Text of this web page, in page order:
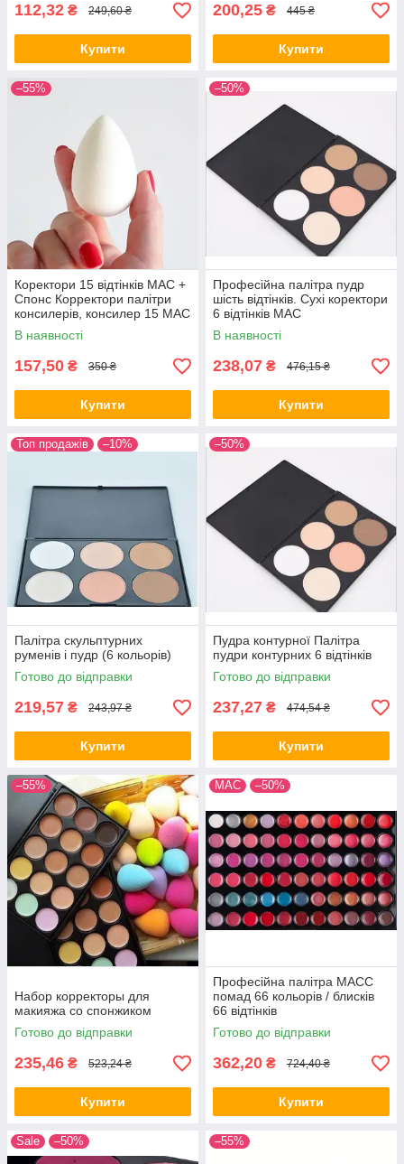
Комплект включає 6 клітинок з пудрами і коректорами
різної тональності. Рівно лягають, легко наносяться і
Палетка коректорів та консилерів 15 MAC
Професійний комплект для особи, що має 15 кольорів,
придатний для самостійного використання або за
допомогою візажиста.
Палітра коректорів (15 відтінків) MAC + Спонж Beauty
Blender
У палітрі є 15 тонів. Ідеально маскують дефекти шкірного
покриву. У комплекті додається спонж для нанесення
косметики.
112,32 ₴ 249,60 ₴
Купити
200,25 ₴ 445 ₴
Купити
–55%
Коректори 15 відтінків MAC +
Спонс Корректори палітри
консилерів, консилер 15 MAC
В наявності
157,50 ₴ 350 ₴
Купити
–50%
Професійна палітра пудр
шість відтінків. Сухі коректори
6 відтінків MAC
В наявності
238,07 ₴ 476,15 ₴
Купити
Топ продажів –10%
Палітра скульптурних
руменів і пудр (6 кольорів)
Готово до відправки
219,57 ₴ 243,97 ₴
Купити
–50%
Пудра контурної Палітра
пудри контурних 6 відтінків
Готово до відправки
237,27 ₴ 474,54 ₴
Купити
–55%
Набор корректоры для
макияжа со спонжиком
Готово до відправки
235,46 ₴ 523,24 ₴
Купити
MAC –50%
Професійна палітра MACC
помад 66 кольорів / блисків
66 відтінків
Готово до відправки
362,20 ₴ 724,40 ₴
Купити
Sale –50% –55%